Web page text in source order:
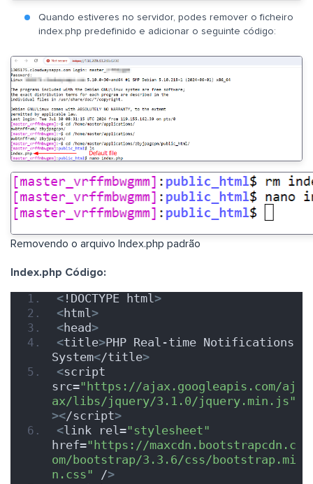
Quando estiveres no servidor, podes remover o ficheiro
index.php predefinido e adicionar o seguinte código:
Removendo o arquivo Index.php padrão
Index.php Código:
< !DOCTYPE html >
<html >
<head>
<title>PHP Real-time Notifications
System</title>
<script
src="https://ajax.googleapis.com/aj
ax/libs/jquery/3.1.0/jquery.min.js"
></script>
<link rel="stylesheet"
href="https://maxcdn.bootstrapcdn.c
om/bootstrap/3.3.6/css/bootstrap.mi
n.css" />